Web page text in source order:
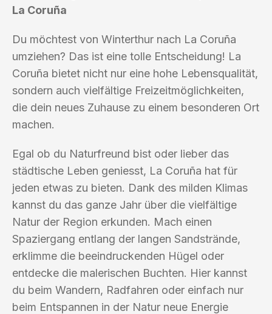
La Coruña
Du möchtest von Winterthur nach La Coruña
umziehen? Das ist eine tolle Entscheidung! La
Coruña bietet nicht nur eine hohe Lebensqualität,
sondern auch vielfältige Freizeitmöglichkeiten,
die dein neues Zuhause zu einem besonderen Ort
machen.
Egal ob du Naturfreund bist oder lieber das
städtische Leben geniesst, La Coruña hat für
jeden etwas zu bieten. Dank des milden Klimas
kannst du das ganze Jahr über die vielfältige
Natur der Region erkunden. Mach einen
Spaziergang entlang der langen Sandstrände,
erklimme die beeindruckenden Hügel oder
entdecke die malerischen Buchten. Hier kannst
du beim Wandern, Radfahren oder einfach nur
beim Entspannen in der Natur neue Energie